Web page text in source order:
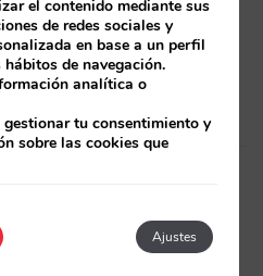
¿Su web está
a sus clientes?
el contenido mediante sus
de redes sociales y
en base a un perfil
de navegación.
analítica o
tu consentimiento y
sobre las cookies que
Ajustes